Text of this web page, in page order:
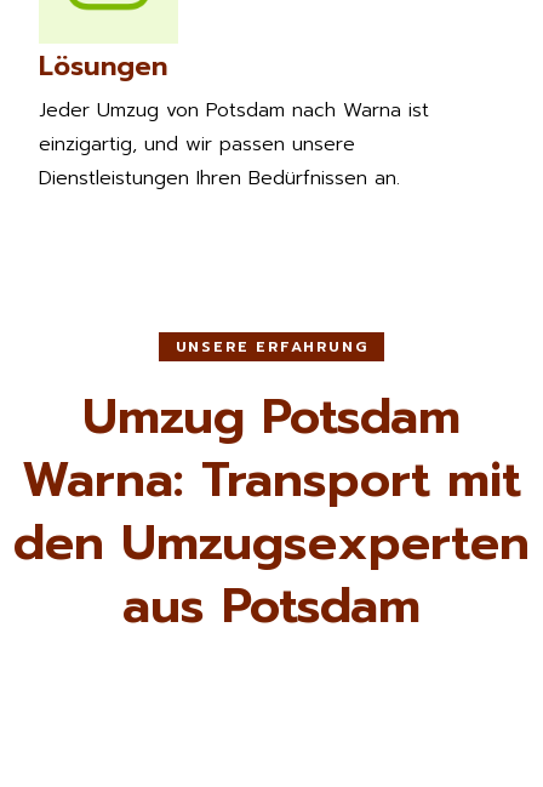
Lösungen
Jeder Umzug von Potsdam nach Warna ist
einzigartig, und wir passen unsere
Dienstleistungen Ihren Bedürfnissen an.
UNSERE ERFAHRUNG
Umzug Potsdam
Warna: Transport mit
den Umzugsexperten
aus Potsdam